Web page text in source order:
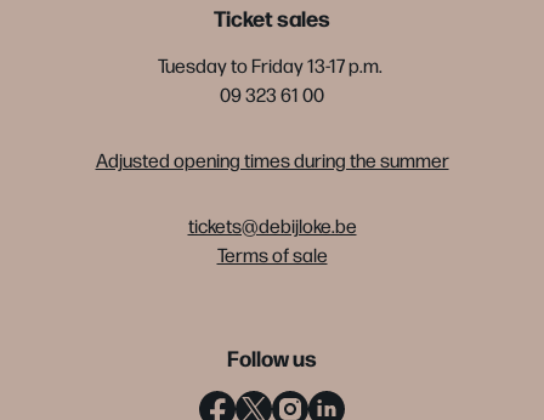
Ticket sales
Tuesday to Friday 13-17 p.m.
09 323 61 00
Adjusted opening times during the summer
tickets@debijloke.be
Terms of sale
Follow us